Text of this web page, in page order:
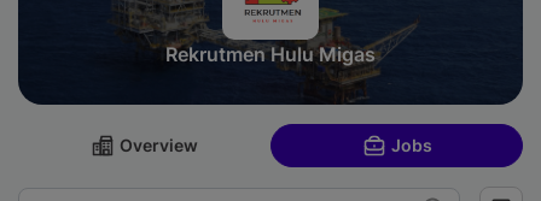
Rekrutmen Hulu Migas
Overview Jobs